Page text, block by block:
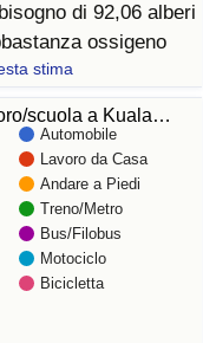
di 92,06 alberi
ossigeno
stima
scuola a Kuala…
Automobile
Lavoro da Casa
Andare a Piedi
Treno/Metro
Bus/Filobus
Motociclo
Bicicletta